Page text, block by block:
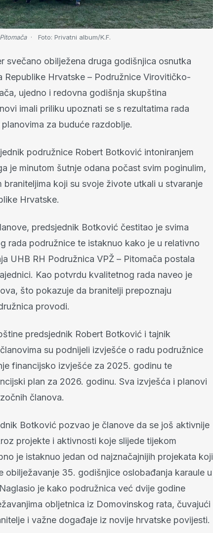
Foto: Privatni album/K.F.
svečano obilježena druga godišnjica osnutka
Republike Hrvatske – Podružnice Virovitičko-
ujedno i redovna godišnja skupština
imali priliku upoznati se s rezultatima rada
za buduće razdoblje.
podružnice Robert Botković intoniranjem
je minutom šutnje odana počast svim poginulim,
braniteljima koji su svoje živote utkali u stvaranje
Hrvatske.
predsjednik Botković čestitao je svima
rada podružnice te istaknuo kako je u relativno
UHB RH Podružnica VPŽ – Pitomača postala
Kao potvrdu kvalitetnog rada naveo je
što pokazuje da branitelji prepoznaju
provodi.
predsjednik Robert Botković i tajnik
su podnijeli izvješće o radu podružnice
financijsko izvješće za 2025. godinu te
plan za 2026. godinu. Sva izvješća i planovi
članova.
Botković pozvao je članove da se još aktivnije
projekte i aktivnosti koje slijede tijekom
je istaknuo jedan od najznačajnijih projekata koji
obilježavanje 35. godišnjice oslobađanja karaule u
je kako podružnica već dvije godine
obljetnica iz Domovinskog rata, čuvajući
i važne događaje iz novije hrvatske povijesti.